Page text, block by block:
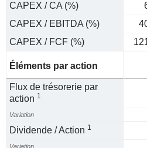
CAPEX / CA (%)
CAPEX / EBITDA (%)
CAPEX / FCF (%)
Éléments par action
Flux de trésorerie par
action 1
Variation
Dividende / Action 1
Variation